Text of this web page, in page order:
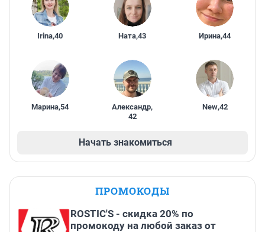
Irina,40 Ната,43 Ирина,44
Марина,54 Александр,
42
New,42
Начать знакомиться
ПРОМОКОДЫ
ROSTIC'S - скидка 20% по
промокоду на любой заказ от